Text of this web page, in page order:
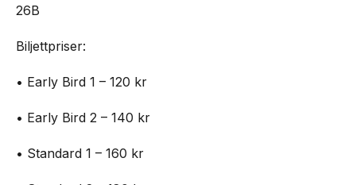
26B
Biljettpriser:
• Early Bird 1 – 120 kr
• Early Bird 2 – 140 kr
• Standard 1 – 160 kr